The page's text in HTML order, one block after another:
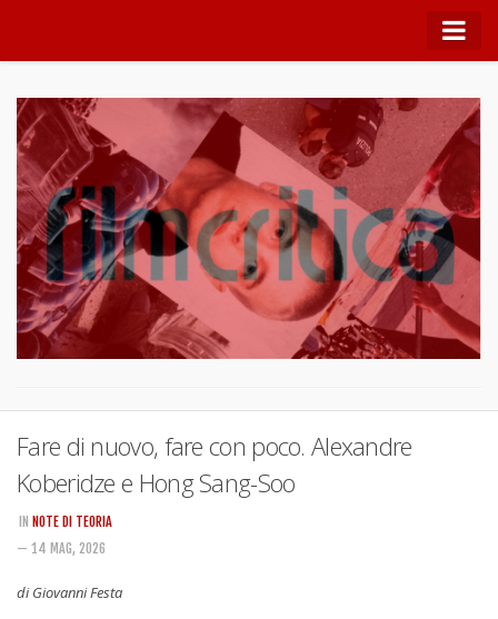
Quei Nostri Incontri
Lo spazio cinematografico di Alessandro Cappabianca
Note di teoria
Film di tendenza
Festival
Filmologia
Lo spettatore critico
Panfocus
Rivista
Copertine
Fare di nuovo, fare con poco. Alexandre
Koberidze e Hong Sang-Soo
IN NOTE DI TEORIA
— 14 MAG, 2026
di Giovanni Festa